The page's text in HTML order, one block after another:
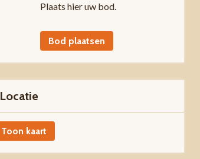
Plaats hier uw bod.
Bod plaatsen
Locatie
Toon kaart